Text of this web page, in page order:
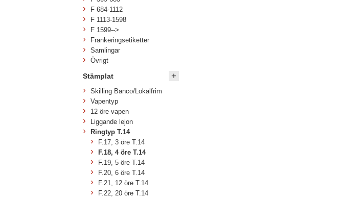
F 684-1112
F 1113-1598
F 1599-->
Frankeringsetiketter
Samlingar
Övrigt
Stämplat
Skilling Banco/Lokalfrim
Vapentyp
12 öre vapen
Liggande lejon
Ringtyp T.14
F.17, 3 öre T.14
F.18, 4 öre T.14
F.19, 5 öre T.14
F.20, 6 öre T.14
F.21, 12 öre T.14
F.22, 20 öre T.14